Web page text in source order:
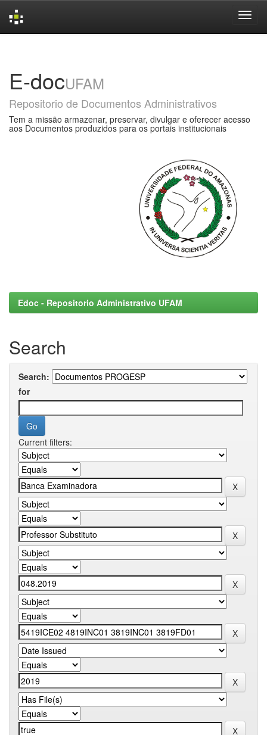
E-docUFAM
Repositorio de Documentos Administrativos
Tem a missão armazenar, preservar, divulgar e oferecer acesso
aos Documentos produzidos para os portais institucionais
Edoc - Repositorio Administrativo UFAM
Search
Search:
for
Current filters: